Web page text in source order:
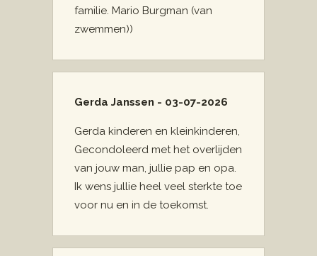
familie. Mario Burgman (van
zwemmen))
Gerda Janssen - 03-07-2026
Gerda kinderen en kleinkinderen,
Gecondoleerd met het overlijden
van jouw man, jullie pap en opa.
Ik wens jullie heel veel sterkte toe
voor nu en in de toekomst.